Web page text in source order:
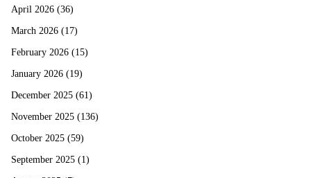
April 2026 (36)
March 2026 (17)
February 2026 (15)
January 2026 (19)
December 2025 (61)
November 2025 (136)
October 2025 (59)
September 2025 (1)